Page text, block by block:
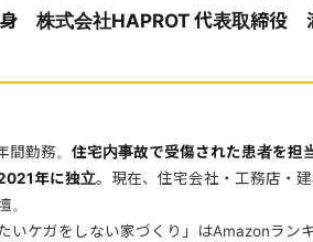
株式会社HAPROT 代表取締役
間勤務。 住宅内事故で受傷された患者を担
年に独立。現在、住宅会社・工務店・
。
いケガをしない家づくり」はAmazonランキ